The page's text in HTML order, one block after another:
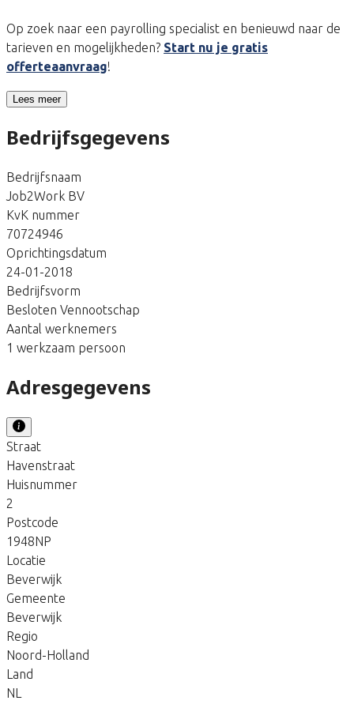
Op zoek naar een payrolling specialist en benieuwd naar de
tarieven en mogelijkheden? Start nu je gratis
offerteaanvraag!
Lees meer
Bedrijfsgegevens
Bedrijfsnaam
Job2Work BV
KvK nummer
70724946
Oprichtingsdatum
24-01-2018
Bedrijfsvorm
Besloten Vennootschap
Aantal werknemers
1 werkzaam persoon
Adresgegevens
Straat
Havenstraat
Huisnummer
2
Postcode
1948NP
Locatie
Beverwijk
Gemeente
Beverwijk
Regio
Noord-Holland
Land
NL